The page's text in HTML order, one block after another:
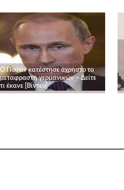
Ο Πούτιν κατέστησε άχρηστο το
μεταφραστή γερμανικών – Δείτε
τι έκανε [Βίντεο]